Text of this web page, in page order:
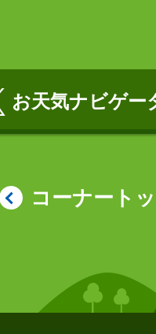
お天気ナビゲー
コーナート